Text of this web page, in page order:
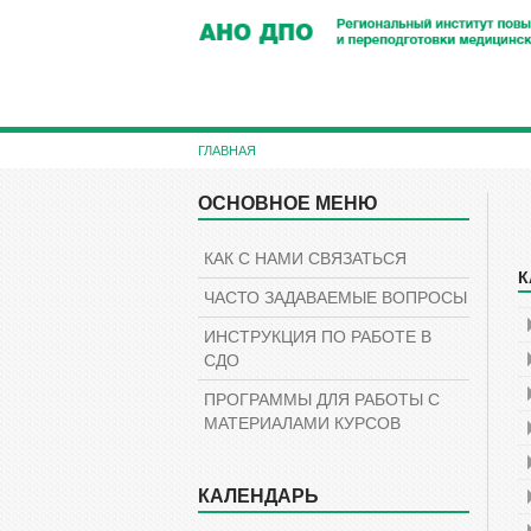
ГЛАВНАЯ
Пропустить
Навигация
Пропустить
Основное
меню
ОСНОВНОЕ МЕНЮ
КАК С НАМИ СВЯЗАТЬСЯ
ЧАСТО ЗАДАВАЕМЫЕ ВОПРОСЫ
ИНСТРУКЦИЯ ПО РАБОТЕ В
СДО
ПРОГРАММЫ ДЛЯ РАБОТЫ С
МАТЕРИАЛАМИ КУРСОВ
Пропустить
Календарь
КАЛЕНДАРЬ